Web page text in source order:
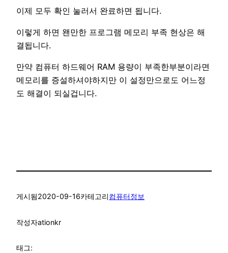
이제 모두 확인 눌러서 완료하면 됩니다.
이렇게 하면 왠만한 프로그램 메모리 부족 현상은 해
결됩니다.
만약 컴퓨터 하드웨어 RAM 용량이 부족한부분이라면
메모리를 증설하셔야하지만 이 설정만으로도 어느정
도 해결이 되실겁니다.
게시됨2020-09-16카테고리컴퓨터정보
작성자ationkr
태그: